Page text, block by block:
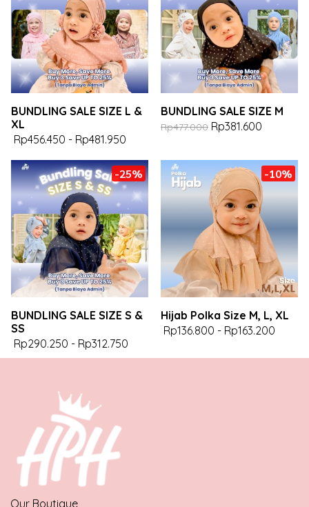
BUNDLING SALE SIZE L &
XL
Rp456.450 - Rp481.950
BUNDLING SALE SIZE M
Rp477.000 Rp381.600
-25%
BUNDLING SALE SIZE S &
SS
Rp290.250 - Rp312.750
-10%
Hijab Polka Size M, L, XL
Rp136.800 - Rp163.200
Our Boutique